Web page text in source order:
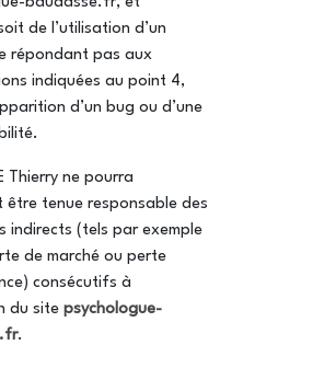
de l’utilisation d’un
répondant pas aux
indiquées au point 4,
d’un bug ou d’une
Thierry ne pourra
être tenue responsable des
indirects (tels par exemple
de marché ou perte
consécutifs à
du site psychologue-
.